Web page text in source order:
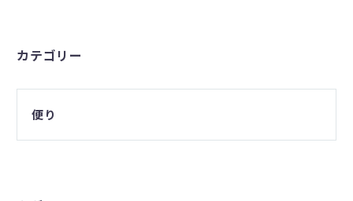
カテゴリー
便り